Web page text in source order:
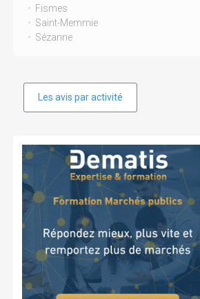
Fismes
Saint-Memmie
Sézanne
Les avis par activité